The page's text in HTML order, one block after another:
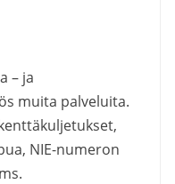
– ja
muita palveluita.
NIE-numeron